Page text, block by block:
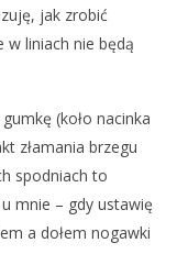
jak zrobić
w liniach nie będą
(koło nacinka
złamania brzegu
spodniach to
mnie – gdy ustawię
a dołem nogawki